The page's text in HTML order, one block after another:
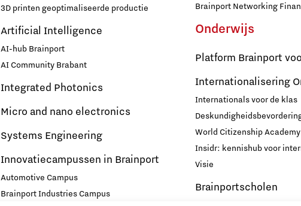
Micro and nano electronics
3D printen geoptimaliseerde productie
Artificial Intelligence
AI-hub Brainport
AI Community Brabant
Integrated Photonics
Micro and nano electronics
Systems Engineering
Innovatiecampussen in Brainport
Automotive Campus
Brainport Industries Campus
Brainport Networking
Onderwijs
Platform Brainport
Internationalisering
Internationals voor de klas
World Citizenship Academy
Insidr: kennishub voor
Visie
Brainportscholen